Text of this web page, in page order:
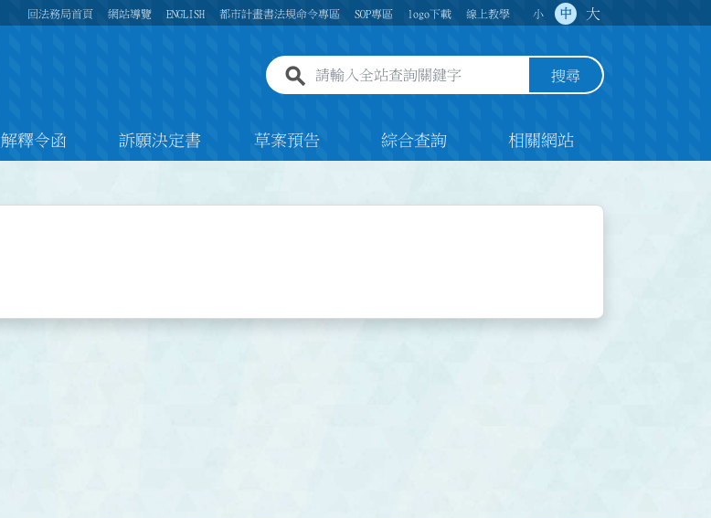
回法務局首頁 網站導覽 ENGLISH 都市計畫書法規命令專區 SOP專區 logo下載 線上教學 小 中 大
全站查詢關鍵字欄位 搜尋
解釋令函 訴願決定書 草案預告 綜合查詢 相關網站